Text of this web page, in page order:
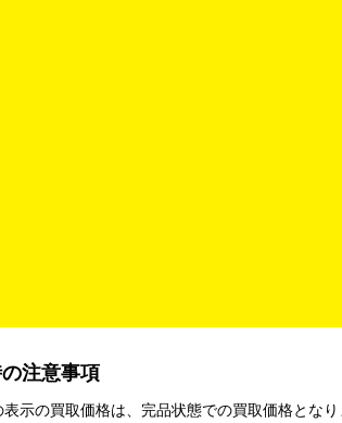
注意事項
示の買取価格は、完品状態での買取価格となり